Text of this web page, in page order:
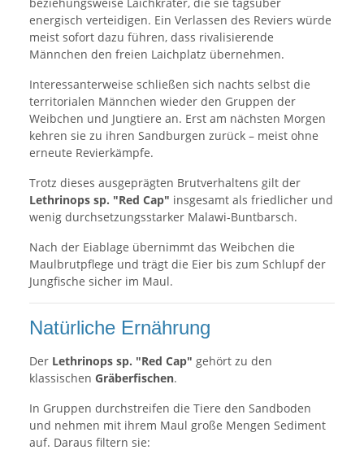
energisch verteidigen. Ein Verlassen des Reviers würde
meist sofort dazu führen, dass rivalisierende
Männchen den freien Laichplatz übernehmen.
Interessanterweise schließen sich nachts selbst die
territorialen Männchen wieder den Gruppen der
Weibchen und Jungtiere an. Erst am nächsten Morgen
kehren sie zu ihren Sandburgen zurück – meist ohne
erneute Revierkämpfe.
Trotz dieses ausgeprägten Brutverhaltens gilt der
Lethrinops sp. "Red Cap" insgesamt als friedlicher und
wenig durchsetzungsstarker Malawi-Buntbarsch.
Nach der Eiablage übernimmt das Weibchen die
Maulbrutpflege und trägt die Eier bis zum Schlupf der
Jungfische sicher im Maul.
Natürliche Ernährung
Der Lethrinops sp. "Red Cap" gehört zu den
klassischen Gräberfischen.
In Gruppen durchstreifen die Tiere den Sandboden
und nehmen mit ihrem Maul große Mengen Sediment
auf. Daraus filtern sie: